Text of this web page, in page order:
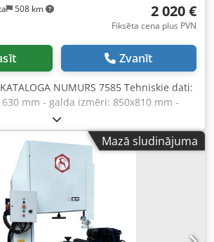
508 km 2 020 €
Fiksēta cena plus PVN
Zvanīt
NUMURS 7585 Tehniskie dati:
mm - galda izmēri: 850x810 mm -
- motors: 3 kW - maksimālais
320 mm - lentes attālums no korpusa:
pieslēguma diametrs: 90 mm - bremze -
1300x830x2050 mm - svars: 420
izgatavots Polijā – DTR dokumentācija –
lietots zāģis Cedezhu Nyopfx Agyorf
PLN Cena bez PVN: 2 020 EUR Cena
pēc kursa 4,2 PLN/EUR (lielākas kursa
cena var mainīties)
Mazā sludinājuma